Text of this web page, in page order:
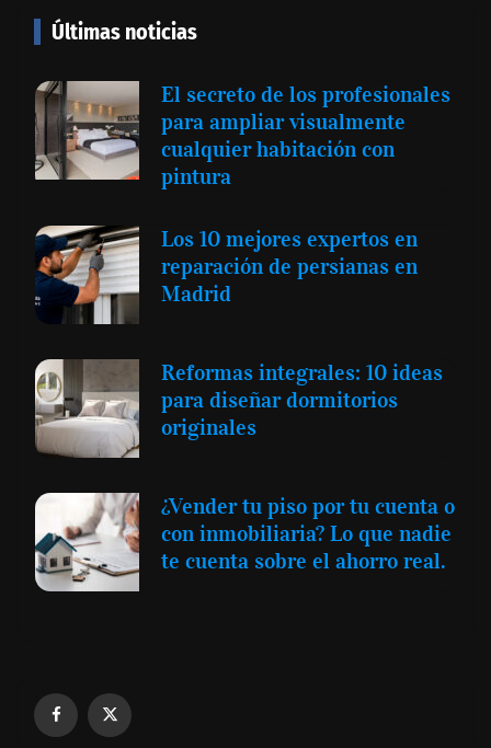
Últimas noticias
El secreto de los profesionales
para ampliar visualmente
cualquier habitación con
pintura
Los 10 mejores expertos en
reparación de persianas en
Madrid
Reformas integrales: 10 ideas
para diseñar dormitorios
originales
¿Vender tu piso por tu cuenta o
con inmobiliaria? Lo que nadie
te cuenta sobre el ahorro real.